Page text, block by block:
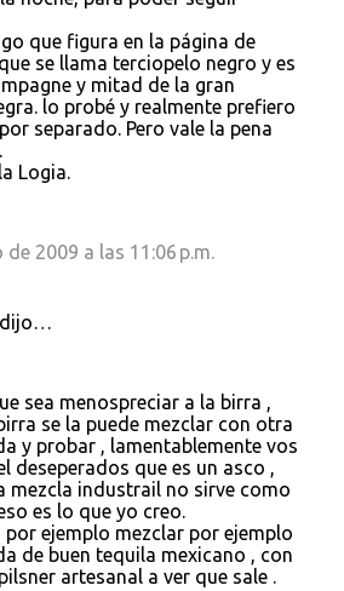
que figura en la página de
se llama terciopelo negro y es
y mitad de la gran
lo probé y realmente prefiero
separado. Pero vale la pena
Logia.
de 2009 a las 11:06 p.m.
dijo…
sea menospreciar a la birra ,
se la puede mezclar con otra
y probar , lamentablemente vos
deseperados que es un asco ,
mezcla industrail no sirve como
es lo que yo creo.
por ejemplo mezclar por ejemplo
de buen tequila mexicano , con
artesanal a ver que sale .